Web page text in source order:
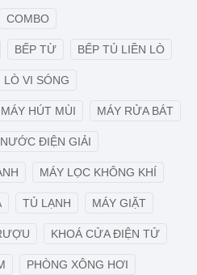
COMBO
BẾP TỪ BẾP TỦ LIỀN LÒ
LÒ VI SÓNG
MÁY HÚT MÙI MÁY RỬA BÁT
ĐIỆN GIẢI
MÁY LỌC KHÔNG KHÍ
TỦ LẠNH MÁY GIẶT
KHOÁ CỬA ĐIỆN TỬ
PHÒNG XÔNG HƠI